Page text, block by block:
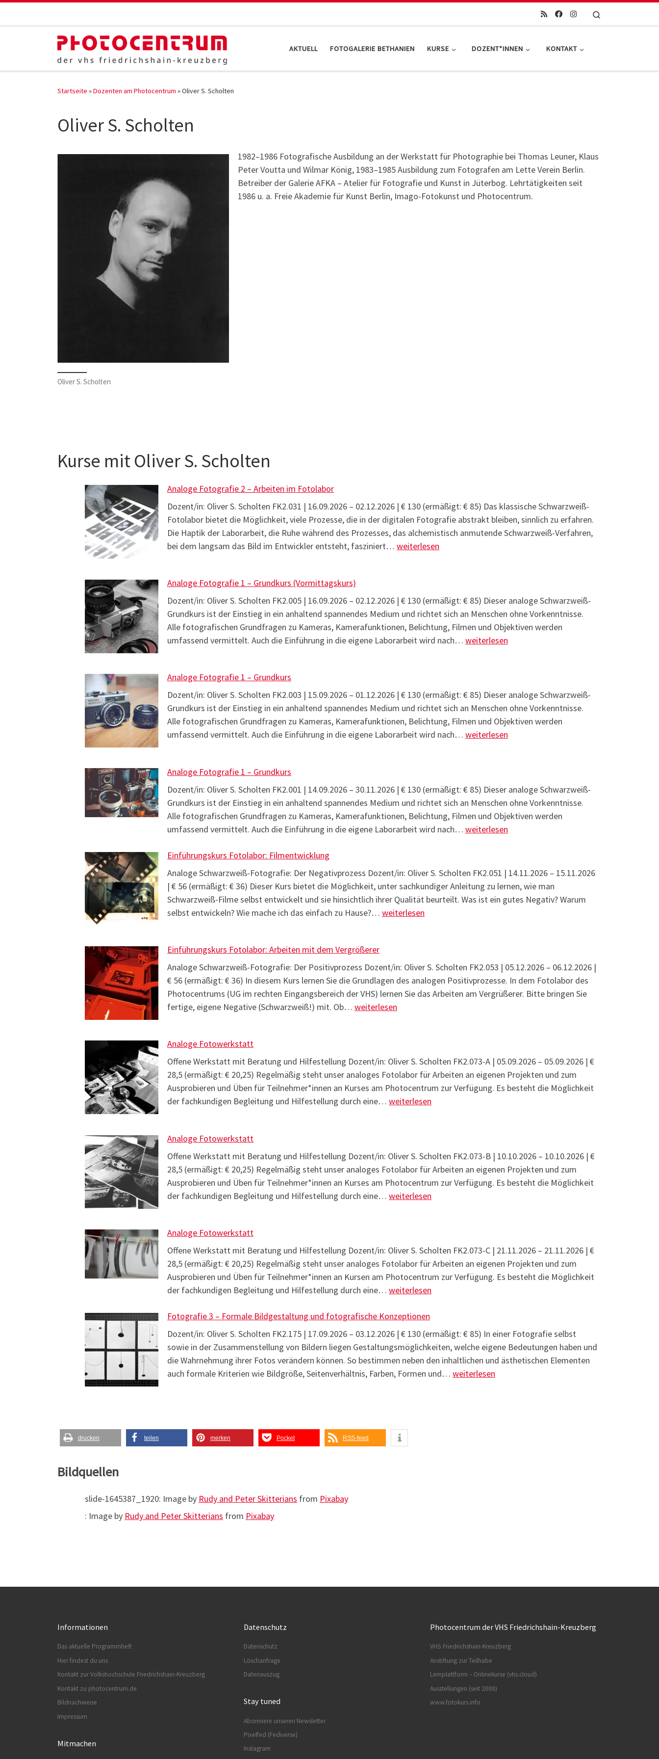
AKTUELL FOTOGALERIE BETHANIEN KURSE DOZENT*INNEN KONTAKT
Startseite »Dozenten am Photocentrum »Oliver S. Scholten
Oliver S. Scholten
Oliver S. Scholten
1982–1986 Fotografische Ausbildung an der Werkstatt für Photographie bei Thomas Leuner, Klaus
Peter Voutta und Wilmar König, 1983–1985 Ausbildung zum Fotografen am Lette Verein Berlin.
Betreiber der Galerie AFKA – Atelier für Fotografie und Kunst in Jüterbog. Lehrtätigkeiten seit
1986 u. a. Freie Akademie für Kunst Berlin, Imago-Fotokunst und Photocentrum.
Kurse mit Oliver S. Scholten
Analoge Fotografie 2 – Arbeiten im Fotolabor
Dozent/in: Oliver S. Scholten FK2.031 | 16.09.2026 – 02.12.2026 | € 130 (ermäßigt: € 85) Das klassische Schwarzweiß-
Fotolabor bietet die Möglichkeit, viele Prozesse, die in der digitalen Fotografie abstrakt bleiben, sinnlich zu erfahren.
Die Haptik der Laborarbeit, die Ruhe während des Prozesses, das alchemistisch anmutende Schwarzweiß-Verfahren,
bei dem langsam das Bild im Entwickler entsteht, fasziniert…Analoge Fotografie 2 – Arbeiten im Fotolabor
weiterlesen
Analoge Fotografie 1 – Grundkurs (Vormittagskurs)
Dozent/in: Oliver S. Scholten FK2.005 | 16.09.2026 – 02.12.2026 | € 130 (ermäßigt: € 85) Dieser analoge Schwarzweiß-
Grundkurs ist der Einstieg in ein anhaltend spannendes Medium und richtet sich an Menschen ohne Vorkenntnisse.
Alle fotografischen Grundfragen zu Kameras, Kamerafunktionen, Belichtung, Filmen und Objektiven werden
umfassend vermittelt. Auch die Einführung in die eigene Laborarbeit wird nach…Analoge Fotografie 1 – Grundkurs (Vormittagskurs)
weiterlesen
Analoge Fotografie 1 – Grundkurs
Dozent/in: Oliver S. Scholten FK2.003 | 15.09.2026 – 01.12.2026 | € 130 (ermäßigt: € 85) Dieser analoge Schwarzweiß-
Grundkurs ist der Einstieg in ein anhaltend spannendes Medium und richtet sich an Menschen ohne Vorkenntnisse.
Alle fotografischen Grundfragen zu Kameras, Kamerafunktionen, Belichtung, Filmen und Objektiven werden
umfassend vermittelt. Auch die Einführung in die eigene Laborarbeit wird nach…Analoge Fotografie 1 – Grundkurs
weiterlesen
Analoge Fotografie 1 – Grundkurs
Dozent/in: Oliver S. Scholten FK2.001 | 14.09.2026 – 30.11.2026 | € 130 (ermäßigt: € 85) Dieser analoge Schwarzweiß-
Grundkurs ist der Einstieg in ein anhaltend spannendes Medium und richtet sich an Menschen ohne Vorkenntnisse.
Alle fotografischen Grundfragen zu Kameras, Kamerafunktionen, Belichtung, Filmen und Objektiven werden
umfassend vermittelt. Auch die Einführung in die eigene Laborarbeit wird nach…Analoge Fotografie 1 – Grundkurs
weiterlesen
Einführungskurs Fotolabor: Filmentwicklung
Analoge Schwarzweiß-Fotografie: Der Negativprozess Dozent/in: Oliver S. Scholten FK2.051 | 14.11.2026 – 15.11.2026
| € 56 (ermäßigt: € 36) Dieser Kurs bietet die Möglichkeit, unter sachkundiger Anleitung zu lernen, wie man
Schwarzweiß-Filme selbst entwickelt und sie hinsichtlich ihrer Qualität beurteilt. Was ist ein gutes Negativ? Warum
selbst entwickeln? Wie mache ich das einfach zu Hause?…Einführungskurs Fotolabor: Filmentwicklung
weiterlesen
Einführungskurs Fotolabor: Arbeiten mit dem Vergrößerer
Analoge Schwarzweiß-Fotografie: Der Positivprozess Dozent/in: Oliver S. Scholten FK2.053 | 05.12.2026 – 06.12.2026 |
€ 56 (ermäßigt: € 36) In diesem Kurs lernen Sie die Grundlagen des analogen Positivprozesse. In dem Fotolabor des
Photocentrums (UG im rechten Eingangsbereich der VHS) lernen Sie das Arbeiten am Vergrüßerer. Bitte bringen Sie
fertige, eigene Negative (Schwarzweiß!) mit. Ob…Einführungskurs Fotolabor: Arbeiten mit dem Vergrößerer
weiterlesen
Analoge Fotowerkstatt
Offene Werkstatt mit Beratung und Hilfestellung Dozent/in: Oliver S. Scholten FK2.073-A | 05.09.2026 – 05.09.2026 | €
28,5 (ermäßigt: € 20,25) Regelmäßig steht unser analoges Fotolabor für Arbeiten an eigenen Projekten und zum
Ausprobieren und Üben für Teilnehmer*innen an Kurses am Photocentrum zur Verfügung. Es besteht die Möglichkeit
der fachkundigen Begleitung und Hilfestellung durch eine…Analoge Fotowerkstatt
weiterlesen
Analoge Fotowerkstatt
Offene Werkstatt mit Beratung und Hilfestellung Dozent/in: Oliver S. Scholten FK2.073-B | 10.10.2026 – 10.10.2026 | €
28,5 (ermäßigt: € 20,25) Regelmäßig steht unser analoges Fotolabor für Arbeiten an eigenen Projekten und zum
Ausprobieren und Üben für Teilnehmer*innen an Kurses am Photocentrum zur Verfügung. Es besteht die Möglichkeit
der fachkundigen Begleitung und Hilfestellung durch eine…Analoge Fotowerkstatt
weiterlesen
Analoge Fotowerkstatt
Offene Werkstatt mit Beratung und Hilfestellung Dozent/in: Oliver S. Scholten FK2.073-C | 21.11.2026 – 21.11.2026 | €
28,5 (ermäßigt: € 20,25) Regelmäßig steht unser analoges Fotolabor für Arbeiten an eigenen Projekten und zum
Ausprobieren und Üben für Teilnehmer*innen an Kursen am Photocentrum zur Verfügung. Es besteht die Möglichkeit
der fachkundigen Begleitung und Hilfestellung durch eine…Analoge Fotowerkstatt
weiterlesen
Fotografie 3 – Formale Bildgestaltung und fotografische Konzeptionen
Dozent/in: Oliver S. Scholten FK2.175 | 17.09.2026 – 03.12.2026 | € 130 (ermäßigt: € 85) In einer Fotografie selbst
sowie in der Zusammenstellung von Bildern liegen Gestaltungsmöglichkeiten, welche eigene Bedeutungen haben und
die Wahrnehmung ihrer Fotos verändern können. So bestimmen neben den inhaltlichen und ästhetischen Elementen
auch formale Kriterien wie Bildgröße, Seitenverhältnis, Farben, Formen und…Fotografie 3 – Formale Bildgestaltung und
weiterlesen
drucken teilen merken Pocket RSS-feed
Bildquellen
slide-1645387_1920: Image by Rudy and Peter Skitterians from Pixabay
: Image by Rudy and Peter Skitterians from Pixabay
Informationen
Das aktuelle Programmheft
Hier findest du uns
Kontakt zur Volkshochschule Friedrichshain-Kreuzberg
Kontakt zu photocentrum.de
Bildnachweise
Impressum
Mitmachen
Datenschutz
Datenschutz
Löschanfrage
Datenauszug
Stay tuned
Abonniere unseren Newsletter
Pixelfed (Fediverse)
Instagram
Photocentrum der VHS Friedrichshain-Kreuzberg
VHS Friedrichshain-Kreuzberg
Anstiftung zur Teilhabe
Lernplattform – Onlinekurse (vhs.cloud)
Ausstellungen (seit 2000)
www.fotokurs.info